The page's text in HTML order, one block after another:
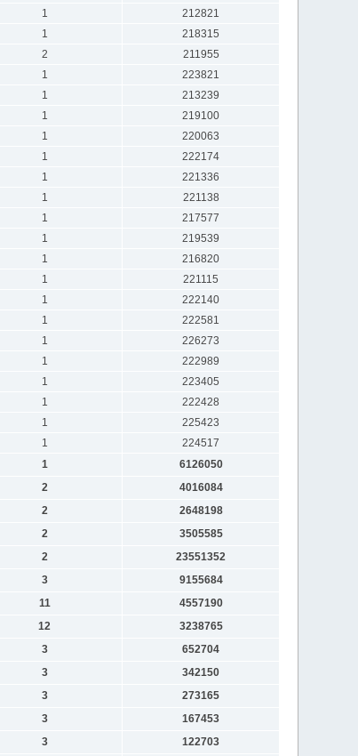
1
212821
1
218315
2
211955
1
223821
1
213239
1
219100
1
220063
1
222174
1
221336
1
221138
1
217577
1
219539
1
216820
1
221115
1
222140
1
222581
1
226273
1
222989
1
223405
1
222428
1
225423
1
224517
1
6126050
2
4016084
2
2648198
2
3505585
2
23551352
3
9155684
11
4557190
12
3238765
3
652704
3
342150
3
273165
3
167453
3 122703